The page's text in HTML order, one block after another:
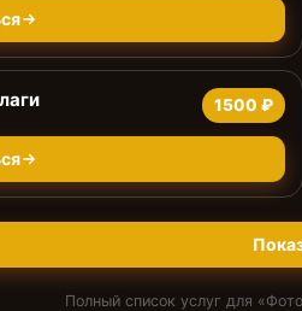
1500 ₽
Полный список услуг для «